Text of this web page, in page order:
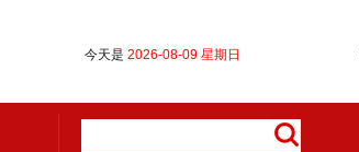
今天是 2026-08-09 星期日